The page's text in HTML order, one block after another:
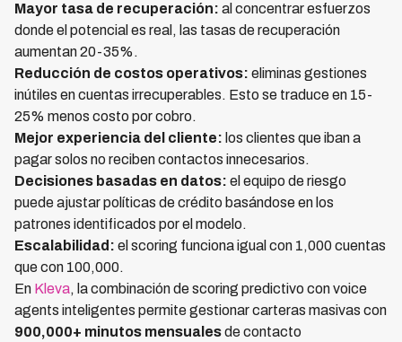
Mayor tasa de recuperación: al concentrar esfuerzos
donde el potencial es real, las tasas de recuperación
aumentan 20-35%.
Reducción de costos operativos: eliminas gestiones
inútiles en cuentas irrecuperables. Esto se traduce en 15-
25% menos costo por cobro.
Mejor experiencia del cliente: los clientes que iban a
pagar solos no reciben contactos innecesarios.
Decisiones basadas en datos: el equipo de riesgo
puede ajustar políticas de crédito basándose en los
patrones identificados por el modelo.
Escalabilidad: el scoring funciona igual con 1,000 cuentas
que con 100,000.
En Kleva, la combinación de scoring predictivo con voice
agents inteligentes permite gestionar carteras masivas con
900,000+ minutos mensualesde contacto